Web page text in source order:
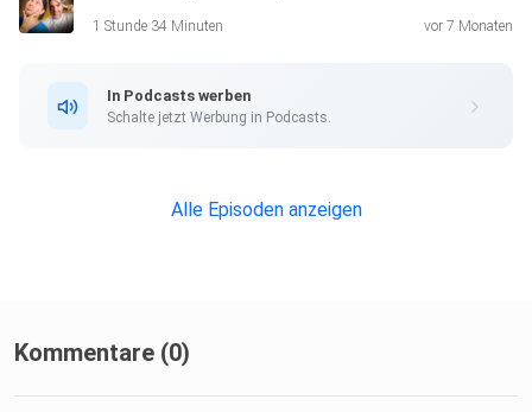
1 Stunde 34 Minuten vor 7 Monaten
In Podcasts werben
Schalte jetzt Werbung in Podcasts.
Alle Episoden anzeigen
Kommentare (0)